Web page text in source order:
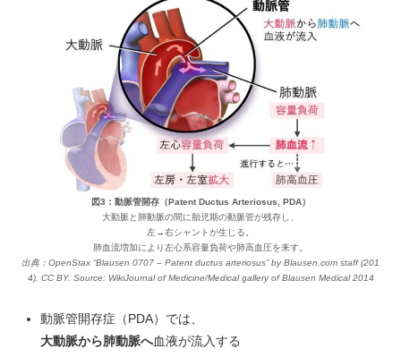
図3：動脈管開存（Patent Ductus Arteriosus, PDA）
大動脈と肺動脈の間に胎児期の動脈管が残存し、
左→右シャントが生じる。
肺血流増加により左心系容量負荷や肺高血圧を来す。
出典：OpenStax “Blausen 0707 – Patent ductus arteriosus” by Blausen.com staff (201
4), CC BY. Source: WikiJournal of Medicine/Medical gallery of Blausen Medical 2014
動脈管開存症（PDA）では、
大動脈から肺動脈へ血液が流入する